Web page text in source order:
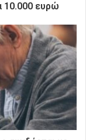
10.000 ευρώ